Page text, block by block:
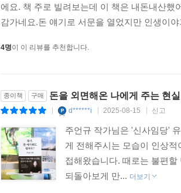
에요. 책 주로 빌려보는데 이 책은 내돈내산
감가네요.돈 얘기로 서문을 열었지만 인생이
4명이 이 리뷰를 추천합니다.
종이책 구매 돈을 외면해온 나에게 주는 현
d******i 2025-08-15 신고
주언규 작가님은 '신사임당'
게 전해주시는 모습이 인상
접해왔습니다. 때로는 불편
되돌아보게 만... 더보기